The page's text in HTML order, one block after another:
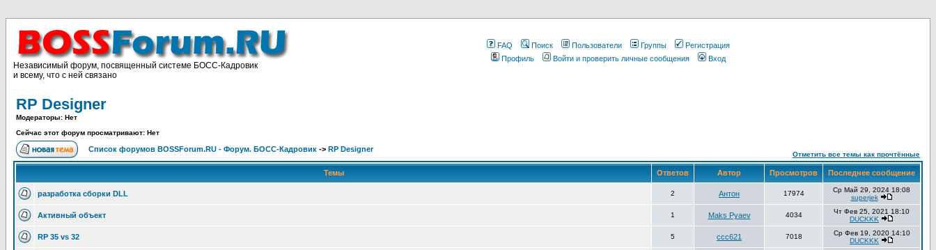
Независимый форум, посвященный системе БОСС-Кадровик
и всему, что с ней связано
FAQ Поиск Пользователи Группы
Регистрация
Профиль
Войти и проверить личные сообщения Вход
RP Designer
Модераторы: Нет
Сейчас этот форум просматривают: Нет
Список форумов BOSSForum.RU - Форум. БОСС-Кадровик -> RP Designer
Отметить все темы как прочтённые
Темы Ответов Автор Просмотров Последнее сообщение
разработка сборки DLL 2 Антон 17974
Ср Май 29, 2024 18:08
superjek
Активный объект 1 Maks Pyaev 4034
Чт Фев 25, 2021 18:10
DUCKKK
RP 35 vs 32 5 ccc621 7018
Ср Фев 19, 2020 14:10
DUCKKK